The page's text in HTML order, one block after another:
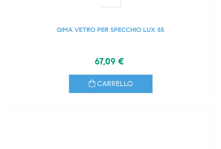
GIMA VETRO PER SPECCHIO LUX 55
67,09 €
CARRELLO